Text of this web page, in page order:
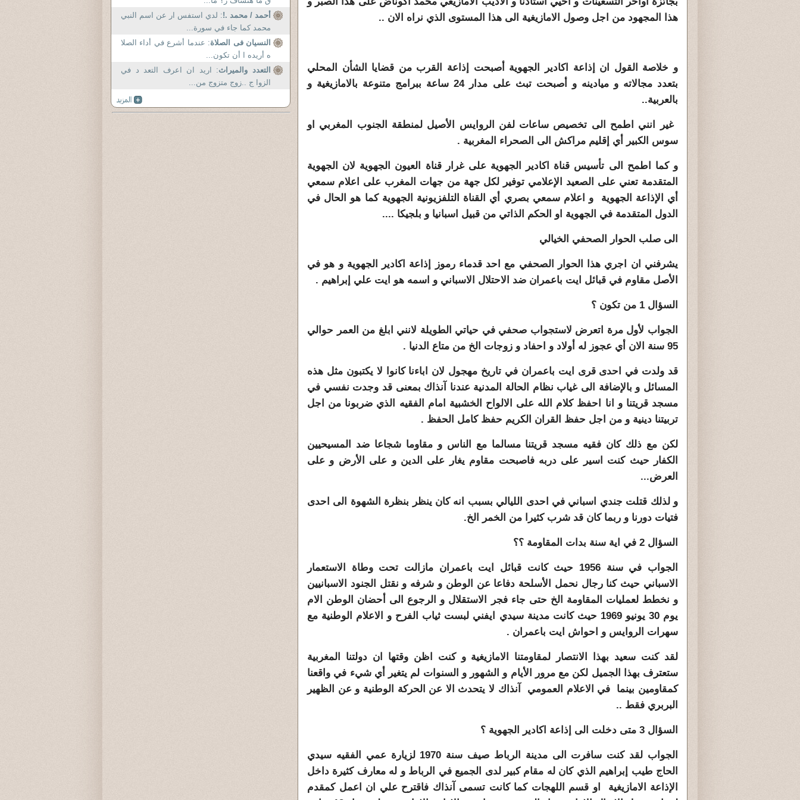
هذا المجهود من اجل وصول الامازيغية الى هذا المستوى الذي نراه الان ..
و خلاصة القول ان إذاعة اكادير الجهوية أصبحت إذاعة القرب من قضايا الشأن المحلي
بتعدد مجالاته و ميادينه و أصبحت تبث على مدار 24 ساعة ببرامج متنوعة بالامازيغية و
بالعربية..
غير انني اطمح الى تخصيص ساعات لفن الروايس الأصيل لمنطقة الجنوب المغربي او
سوس الكبير أي إقليم مراكش الى الصحراء المغربية .
و كما اطمح الى تأسيس قناة اكادير الجهوية على غرار قناة العيون الجهوية لان الجهوية
المتقدمة تعني على الصعيد الإعلامي توفير لكل جهة من جهات المغرب على اعلام سمعي
أي الإذاعة الجهوية و اعلام سمعي بصري أي القناة التلفزيونية الجهوية كما هو الحال في
الدول المتقدمة في الجهوية او الحكم الذاتي من قبيل اسبانيا و بلجيكا ....
الى صلب الحوار الصحفي الخيالي
يشرفني ان اجري هذا الحوار الصحفي مع احد قدماء رموز إذاعة اكادير الجهوية و هو في
الأصل مقاوم في قبائل ايت باعمران ضد الاحتلال الاسباني و اسمه هو ايت علي إبراهيم .
السؤال 1 من تكون ؟
الجواب لأول مرة اتعرض لاستجواب صحفي في حياتي الطويلة لانني ابلغ من العمر حوالي
95 سنة الان أي عجوز له أولاد و احفاد و زوجات الخ من متاع الدنيا .
قد ولدت في احدى قرى ايت باعمران في تاريخ مهجول لان اباءنا كانوا لا يكتبون مثل هذه
المسائل و بالإضافة الى غياب نظام الحالة المدنية عندنا آنذاك بمعنى قد وجدت نفسي في
مسجد قريتنا و انا احفظ كلام الله على الالواح الخشبية امام الفقيه الذي ضربونا من اجل
تربيتنا دينية و من اجل حفظ القران الكريم حفظ كامل الحفظ .
لكن مع ذلك كان فقيه مسجد قريتنا مسالما مع الناس و مقاوما شجاعا ضد المسيحيين
الكفار حيث كنت اسير على دربه فاصبحت مقاوم يغار على الدين و على الأرض و على
العرض...
و لذلك قتلت جندي اسباني في احدى الليالي بسبب انه كان ينظر بنظرة الشهوة الى احدى
فتيات دورنا و ربما كان قد شرب كثيرا من الخمر الخ.
السؤال 2 في اية سنة بدات المقاومة ؟؟
الجواب في سنة 1956 حيث كانت قبائل ايت باعمران مازالت تحت وطاة الاستعمار
الاسباني حيث كنا رجال نحمل الأسلحة دفاعا عن الوطن و شرفه و نقتل الجنود الاسبانيين
و نخطط لعمليات المقاومة الخ حتى جاء فجر الاستقلال و الرجوع الى أحضان الوطن الام
يوم 30 يونيو 1969 حيث كانت مدينة سيدي ايفني لبست ثياب الفرح و الاعلام الوطنية مع
سهرات الروايس و احواش ايت باعمران .
لقد كنت سعيد بهذا الانتصار لمقاومتنا الامازيغية و كنت اظن وقتها ان دولتنا المغربية
ستعترف بهذا الجميل لكن مع مرور الأيام و الشهور و السنوات لم يتغير أي شيء في واقعنا
كمقاومين بينما في الاعلام العمومي آنذاك لا يتحدث الا عن الحركة الوطنية و عن الظهير
البربري فقط ..
السؤال 3 متى دخلت الى إذاعة اكادير الجهوية ؟
الجواب لقد كنت سافرت الى مدينة الرباط صيف سنة 1970 لزيارة عمي الفقيه سيدي
الحاج طيب إبراهيم الذي كان له مقام كبير لدى الجميع في الرباط و له معارف كثيرة داخل
الإذاعة الامازيغية او قسم اللهجات كما كانت تسمى آنذاك فاقترح علي ان اعمل كمقدم
أحمد / محمد .!: لدي استفس ار عن اسم النبي
محمد كما جاء في سورة...
النسيان فى الصلاة: عندما أشرع في أداء الصلا
ه أريده ا أن تكون...
التعدد والميراث: اريد ان اعرف التعد د في
الزوا ج ..زوج متزوج من...